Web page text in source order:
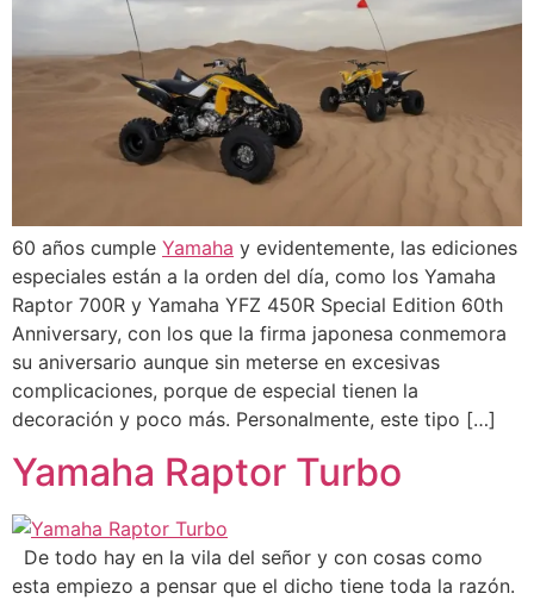
60 años cumple Yamaha y evidentemente, las ediciones
especiales están a la orden del día, como los Yamaha
Raptor 700R y Yamaha YFZ 450R Special Edition 60th
Anniversary, con los que la firma japonesa conmemora
su aniversario aunque sin meterse en excesivas
complicaciones, porque de especial tienen la
decoración y poco más. Personalmente, este tipo […]
Yamaha Raptor Turbo
De todo hay en la vila del señor y con cosas como
esta empiezo a pensar que el dicho tiene toda la razón.